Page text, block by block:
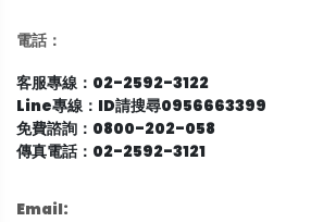
電話：
客服專線：02-2592-3122
Line專線：ID請搜尋0956663399
免費諮詢：0800-202-058
傳真電話：02-2592-3121
Email: